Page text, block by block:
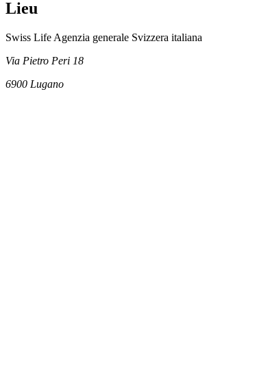
Lieu
Swiss Life Agenzia generale Svizzera italiana
Via Pietro Peri 18
6900 Lugano